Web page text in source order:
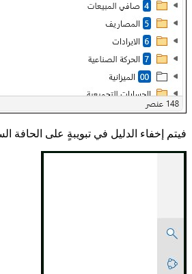
فيتم إخفاء الدليل في تبويبةٍ على الحافة